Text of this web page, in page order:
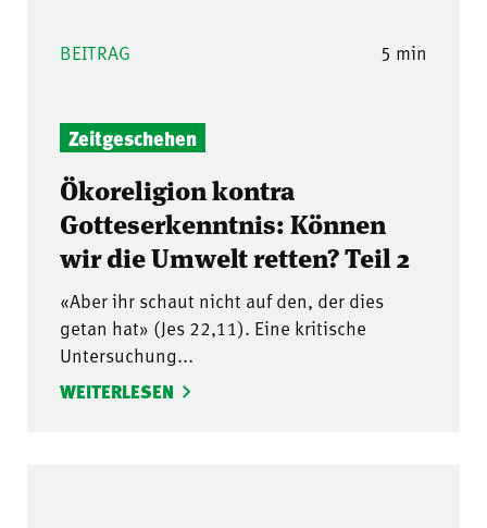
BEITRAG 5 min
Zeitgeschehen
Ökoreligion kontra
Gotteserkenntnis: Können
wir die Umwelt retten? Teil 2
«Aber ihr schaut nicht auf den, der dies
getan hat» (Jes 22,11). Eine kritische
Untersuchung...
WEITERLESEN